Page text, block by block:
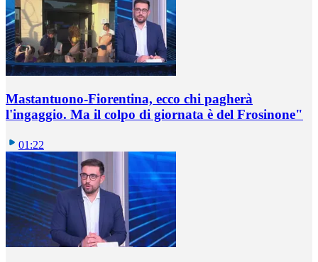
Mastantuono-Fiorentina, ecco chi pagherà
l'ingaggio. Ma il colpo di giornata è del Frosinone"
01:22